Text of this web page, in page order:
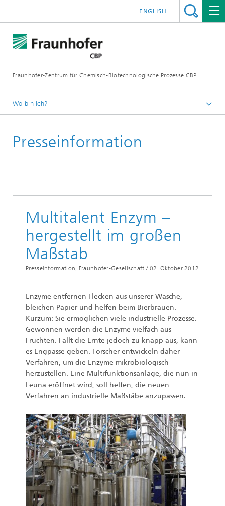
Fraunhofer-Zentrum für Chemisch-Biotechnologische Prozesse CBP
ENGLISH
Wo bin ich?
Presse / News
Presseinformation
Multitalent Enzym –
hergestellt im großen
Maßstab
Presseinformation, Fraunhofer-Gesellschaft / 02. Oktober 2012
Enzyme entfernen Flecken aus unserer Wäsche,
bleichen Papier und helfen beim Bierbrauen.
Kurzum: Sie ermöglichen viele industrielle Prozesse.
Gewonnen werden die Enzyme vielfach aus
Früchten. Fällt die Ernte jedoch zu knapp aus, kann
es Engpässe geben. Forscher entwickeln daher
Verfahren, um die Enzyme mikrobiologisch
herzustellen. Eine Multifunktionsanlage, die nun in
Leuna eröffnet wird, soll helfen, die neuen
Verfahren an industrielle Maßstäbe anzupassen.